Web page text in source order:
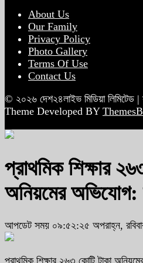
About Us
Our Family
Privacy Policy
Photo Gallery
Terms Of Use
Contact Us
© ২০২৬ দেশ২৪লাইভ মিডিয়া লিমিটেড |
Theme Developed BY
প্রাথমিক শিক্ষার
অনিয়মের অভিযোগ:
আপডেট সময় ০৯:৫২:২৫ অপরাহ্ন,